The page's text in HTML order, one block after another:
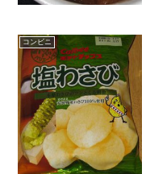
コンビニ